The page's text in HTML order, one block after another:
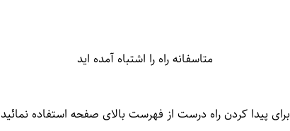
متاسفانه راه را اشتباه آمده اید
برای پیدا کردن راه درست از فهرست بالای صفحه استفاده نمائید